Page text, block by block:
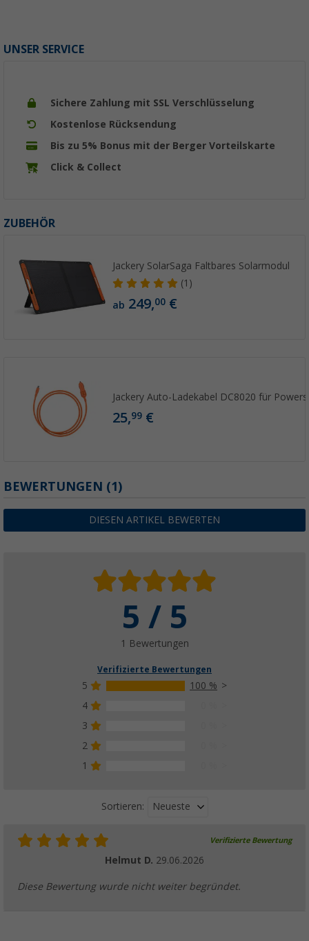
UNSER SERVICE
Sichere Zahlung mit SSL Verschlüsselung
Kostenlose Rücksendung
Bis zu 5% Bonus mit der Berger Vorteilskarte
Click & Collect
ZUBEHÖR
Jackery SolarSaga Faltbares Solarmodul
(1)
ab 249,00 €
Jackery Auto-Ladekabel DC8020 für
25,99 €
BEWERTUNGEN (1)
DIESEN ARTIKEL BEWERTEN
5 / 5
1 Bewertungen
Verifizierte Bewertungen
5
100 %
4
3
2
1
Sortieren: Neueste
Verifizierte Bewertung
Helmut D. 29.06.2026
Diese Bewertung wurde nicht weiter begründet.